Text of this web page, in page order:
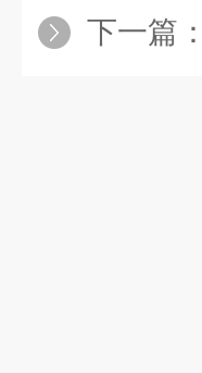
下一篇：